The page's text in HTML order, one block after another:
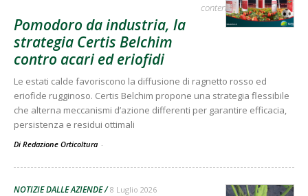
contenuto sponsorizzato
Pomodoro da industria, la
strategia Certis Belchim
contro acari ed eriofidi
Le estati calde favoriscono la diffusione di ragnetto rosso ed
eriofide rugginoso. Certis Belchim propone una strategia flessibile
che alterna meccanismi d’azione differenti per garantire efficacia,
persistenza e residui ottimali
Di Redazione Orticoltura -
NOTIZIE DALLE AZIENDE 8 Luglio 2026